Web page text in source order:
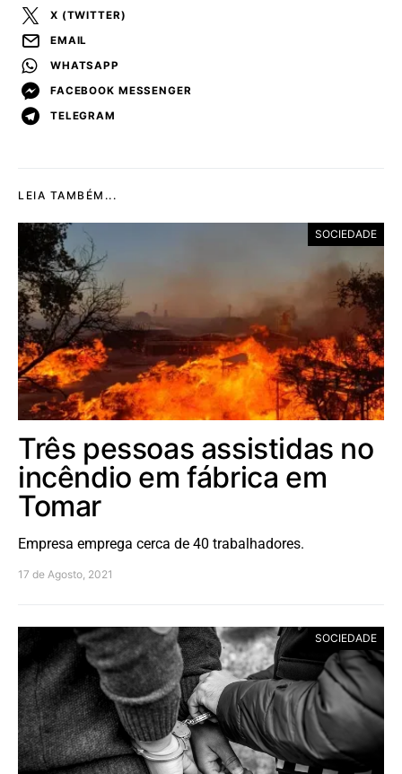
X (TWITTER)
EMAIL
WHATSAPP
FACEBOOK MESSENGER
TELEGRAM
LEIA TAMBÉM...
SOCIEDADE
Três pessoas assistidas no
incêndio em fábrica em
Tomar
Empresa emprega cerca de 40 trabalhadores.
17 de Agosto, 2021
SOCIEDADE